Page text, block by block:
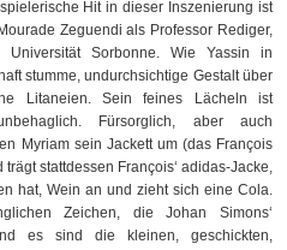
Hit in dieser Inszenierung ist
Zeguendi als Professor Rediger,
Sorbonne. Wie Yassin in
stumme, undurchsichtige Gestalt über
Litaneien. Sein feines Lächeln ist
Fürsorglich, aber auch
Myriam sein Jackett um (das François
stattdessen François‘ adidas-Jacke,
hat, Wein an und zieht sich eine Cola.
Zeichen, die Johan Simons‘
es sind die kleinen, geschickten,